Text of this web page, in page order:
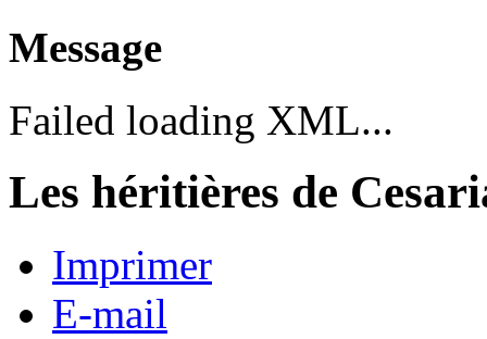
Message
Failed loading XML...
Les héritières de
Imprimer
E-mail